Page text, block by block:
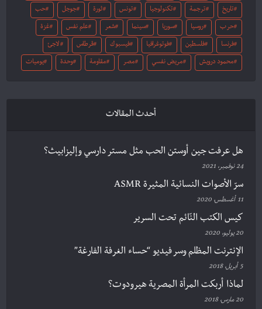
تاريخ ترجمة تكنولوجيا تونس ثورة جوجل حب
حرب روسيا سوريا سينما شعر علم نفس غزة
فرنسا فلسطين فوتوغرافيا فيسبوك قرطاس لاجئ
محمود درويش مريض نفسي مصر مقاومة وحدة يوميات
أحدث المقالات
هل عرفت جين أوستن الحب مثل مستر دارسي وإليزابيث؟
24 نوفمبر، 2021
سرّ الأصوات النسائية المثيرة ASMR
11 أغسطس، 2020
كيس الكتب النّائم تحت السرير
20 يوليو، 2020
الإنترنت المظلم وسر فيديو “حساء الغرفة الفارغة”
5 أبريل، 2018
لماذا أربكت المرأة المصرية هيرودوت؟
20 مارس، 2018